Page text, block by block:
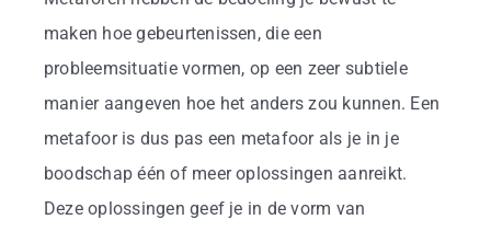
maken hoe gebeurtenissen, die een
probleemsituatie vormen, op een zeer subtiele
manier aangeven hoe het anders zou kunnen. Een
metafoor is dus pas een metafoor als je in je
boodschap één of meer oplossingen aanreikt.
Deze oplossingen geef je in de vorm van